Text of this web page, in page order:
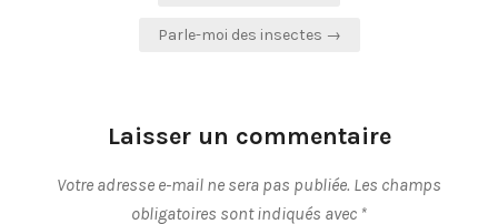
Parle-moi des insectes →
Laisser un commentaire
Votre adresse e-mail ne sera pas publiée. Les champs
obligatoires sont indiqués avec *